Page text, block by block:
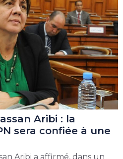
Aribi : la
sera confiée à une
Aribi a affirmé, dans un